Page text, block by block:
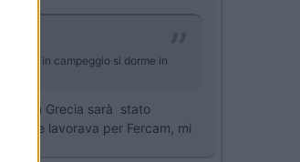
che in campeggio si dorme in
in Grecia sarà stato
che lavorava per Fercam, mi